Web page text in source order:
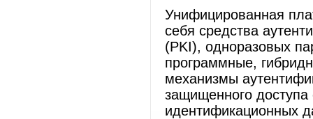
Унифицированная
себя средства
(PKI), одноразовых
программные,
механизмы
защищенного
идентификационных